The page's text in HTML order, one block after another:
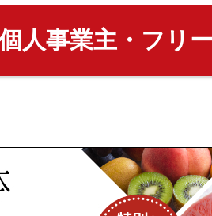
人事業主・フリ